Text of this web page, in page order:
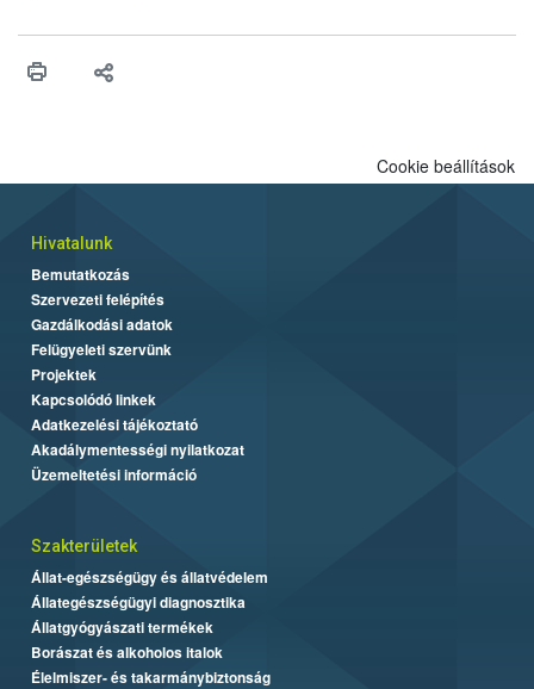
higiéniai szabályok betartása, a megfelelő hőkezelés, valamint a
biztonsági Hivatal (Nébih) Oktatási Programja összegyűjtötte a
Cookie beállítások
Hivatalunk
Bemutatkozás
Szervezeti felépítés
Gazdálkodási adatok
Felügyeleti szervünk
Projektek
Kapcsolódó linkek
Adatkezelési tájékoztató
Akadálymentességi nyilatkozat
Üzemeltetési információ
Szakterületek
Állat-egészségügy és állatvédelem
Állategészségügyi diagnosztika
Állatgyógyászati termékek
Borászat és alkoholos italok
Élelmiszer- és takarmánybiztonság